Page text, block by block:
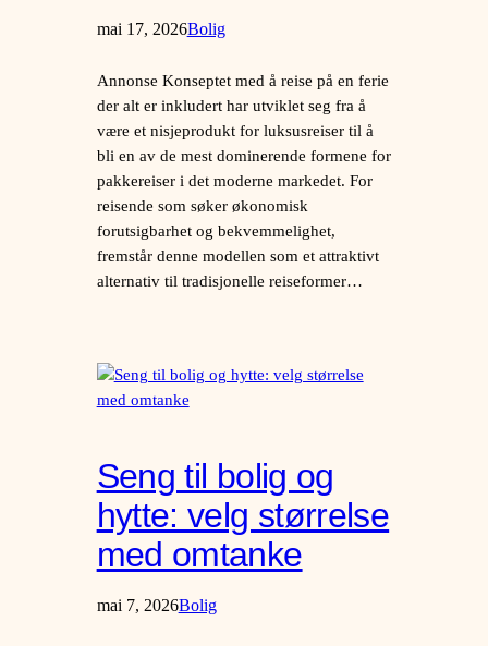
mai 17, 2026Bolig
Annonse Konseptet med å reise på en ferie
der alt er inkludert har utviklet seg fra å
være et nisjeprodukt for luksusreiser til å
bli en av de mest dominerende formene for
pakkereiser i det moderne markedet. For
reisende som søker økonomisk
forutsigbarhet og bekvemmelighet,
fremstår denne modellen som et attraktivt
alternativ til tradisjonelle reiseformer…
Seng til bolig og
hytte: velg størrelse
med omtanke
mai 7, 2026Bolig